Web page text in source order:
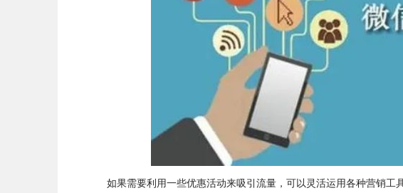
如果需要利用一些优惠活动来吸引流量，可以灵活运用各种营销工